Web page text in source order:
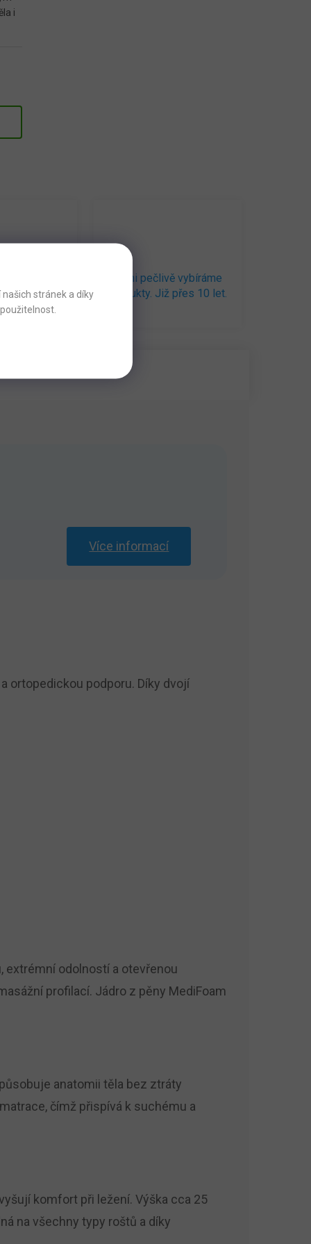
stránek a díky
i
ks
Sami pečlivě vybíráme
produkty. Již přes 10 let.
Více informací
ortopedickou podporu. Díky dvojí
extrémní odolností a otevřenou
profilací. Jádro z pěny MediFoam
anatomii těla bez ztráty
čímž přispívá k suchému a
komfort při ležení. Výška cca 25
na všechny typy roštů a díky